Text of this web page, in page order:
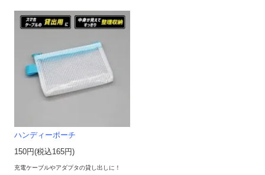
ハンディーポーチ
150円(税込165円)
充電ケーブルやアダプタの貸し出しに！